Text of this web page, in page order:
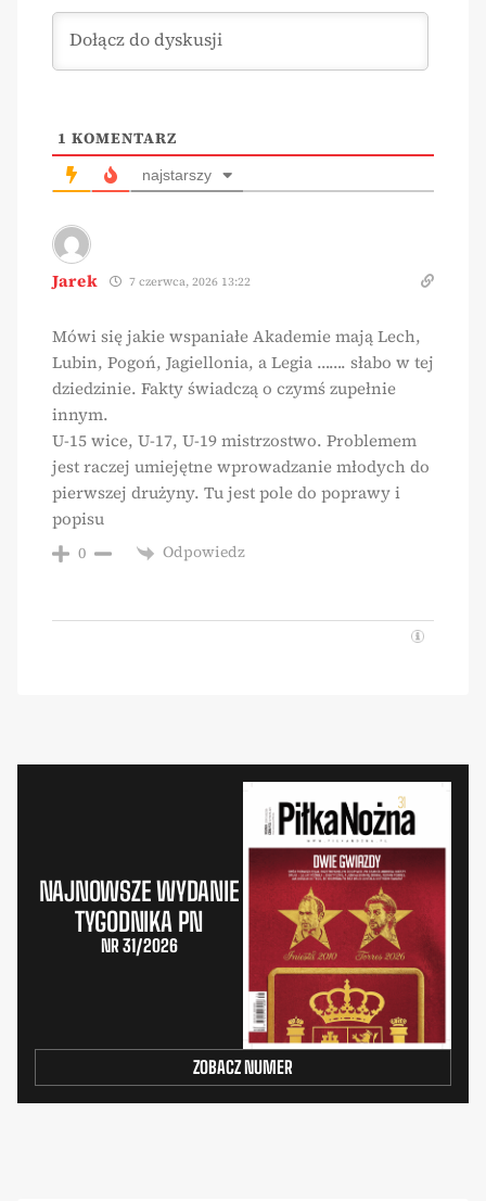
1 KOMENTARZ
najstarszy
Jarek 7 czerwca, 2026 13:22
Mówi się jakie wspaniałe Akademie mają Lech,
Lubin, Pogoń, Jagiellonia, a Legia ……. słabo w tej
dziedzinie. Fakty świadczą o czymś zupełnie
innym.
U-15 wice, U-17, U-19 mistrzostwo. Problemem
jest raczej umiejętne wprowadzanie młodych do
pierwszej drużyny. Tu jest pole do poprawy i
popisu
0 Odpowiedz
NAJNOWSZE WYDANIE
TYGODNIKA PN
NR 31/2026
ZOBACZ NUMER